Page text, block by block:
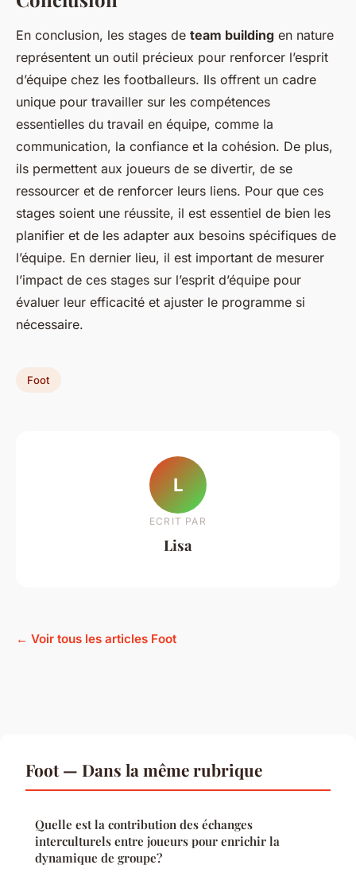
En conclusion, les stages de team building en nature
représentent un outil précieux pour renforcer l’esprit
d’équipe chez les footballeurs. Ils offrent un cadre
unique pour travailler sur les compétences
essentielles du travail en équipe, comme la
communication, la confiance et la cohésion. De plus,
ils permettent aux joueurs de se divertir, de se
ressourcer et de renforcer leurs liens. Pour que ces
stages soient une réussite, il est essentiel de bien les
planifier et de les adapter aux besoins spécifiques de
l’équipe. En dernier lieu, il est important de mesurer
l’impact de ces stages sur l’esprit d’équipe pour
évaluer leur efficacité et ajuster le programme si
nécessaire.
Foot
L
ECRIT PAR
Lisa
← Voir tous les articles Foot
Foot — Dans la même rubrique
Quelle est la contribution des échanges
interculturels entre joueurs pour enrichir la
dynamique de groupe?